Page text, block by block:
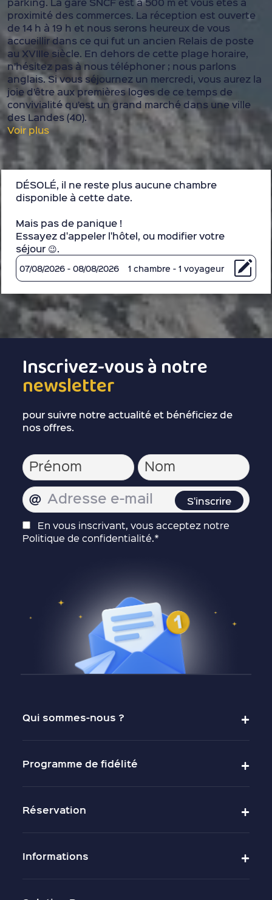
proximité des commerces. La réception est ouverte
de 14 h à 19 h et nous serons heureux de vous
accueillir dans ce qui fut un ancien Relais de poste
au XVIIIe siècle. En dehors de cette plage horaire,
n’hésitez pas à nous téléphoner ; nous parlons
anglais. Si vous séjournez un mercredi, vous aurez la
joie d’être aux premières loges de ce temps de
convivialité qu’est un grand marché dans une ville
des Landes (40).
Voir plus
DÉSOLÉ, il ne reste plus aucune chambre
disponible à cette date.
Mais pas de panique !
Essayez d'appeler l'hôtel, ou modifier votre
séjour 😉.
07/08/2026 - 08/08/2026 1 chambre - 1 voyageur
Inscrivez-vous à notre
newsletter
pour suivre notre actualité et bénéficiez de
nos offres.
En vous inscrivant, vous acceptez notre
Politique de confidentialité.*
Qui sommes-nous ?
Programme de fidélité
Réservation
Informations